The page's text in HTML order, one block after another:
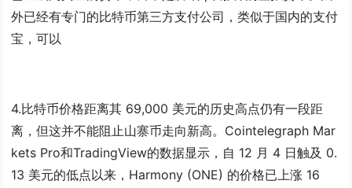
外已经有专门的比特币第三方支付公司，类似于国内的支付
宝，可以
4.比特币价格距离其 69,000 美元的历史高点仍有一段距
离，但这并不能阻止山寨币走向新高。Cointelegraph Mar
kets Pro和TradingView的数据显示，自 12 月 4 日触及 0.
13 美元的低点以来，Harmony (ONE) 的价格已上涨 16